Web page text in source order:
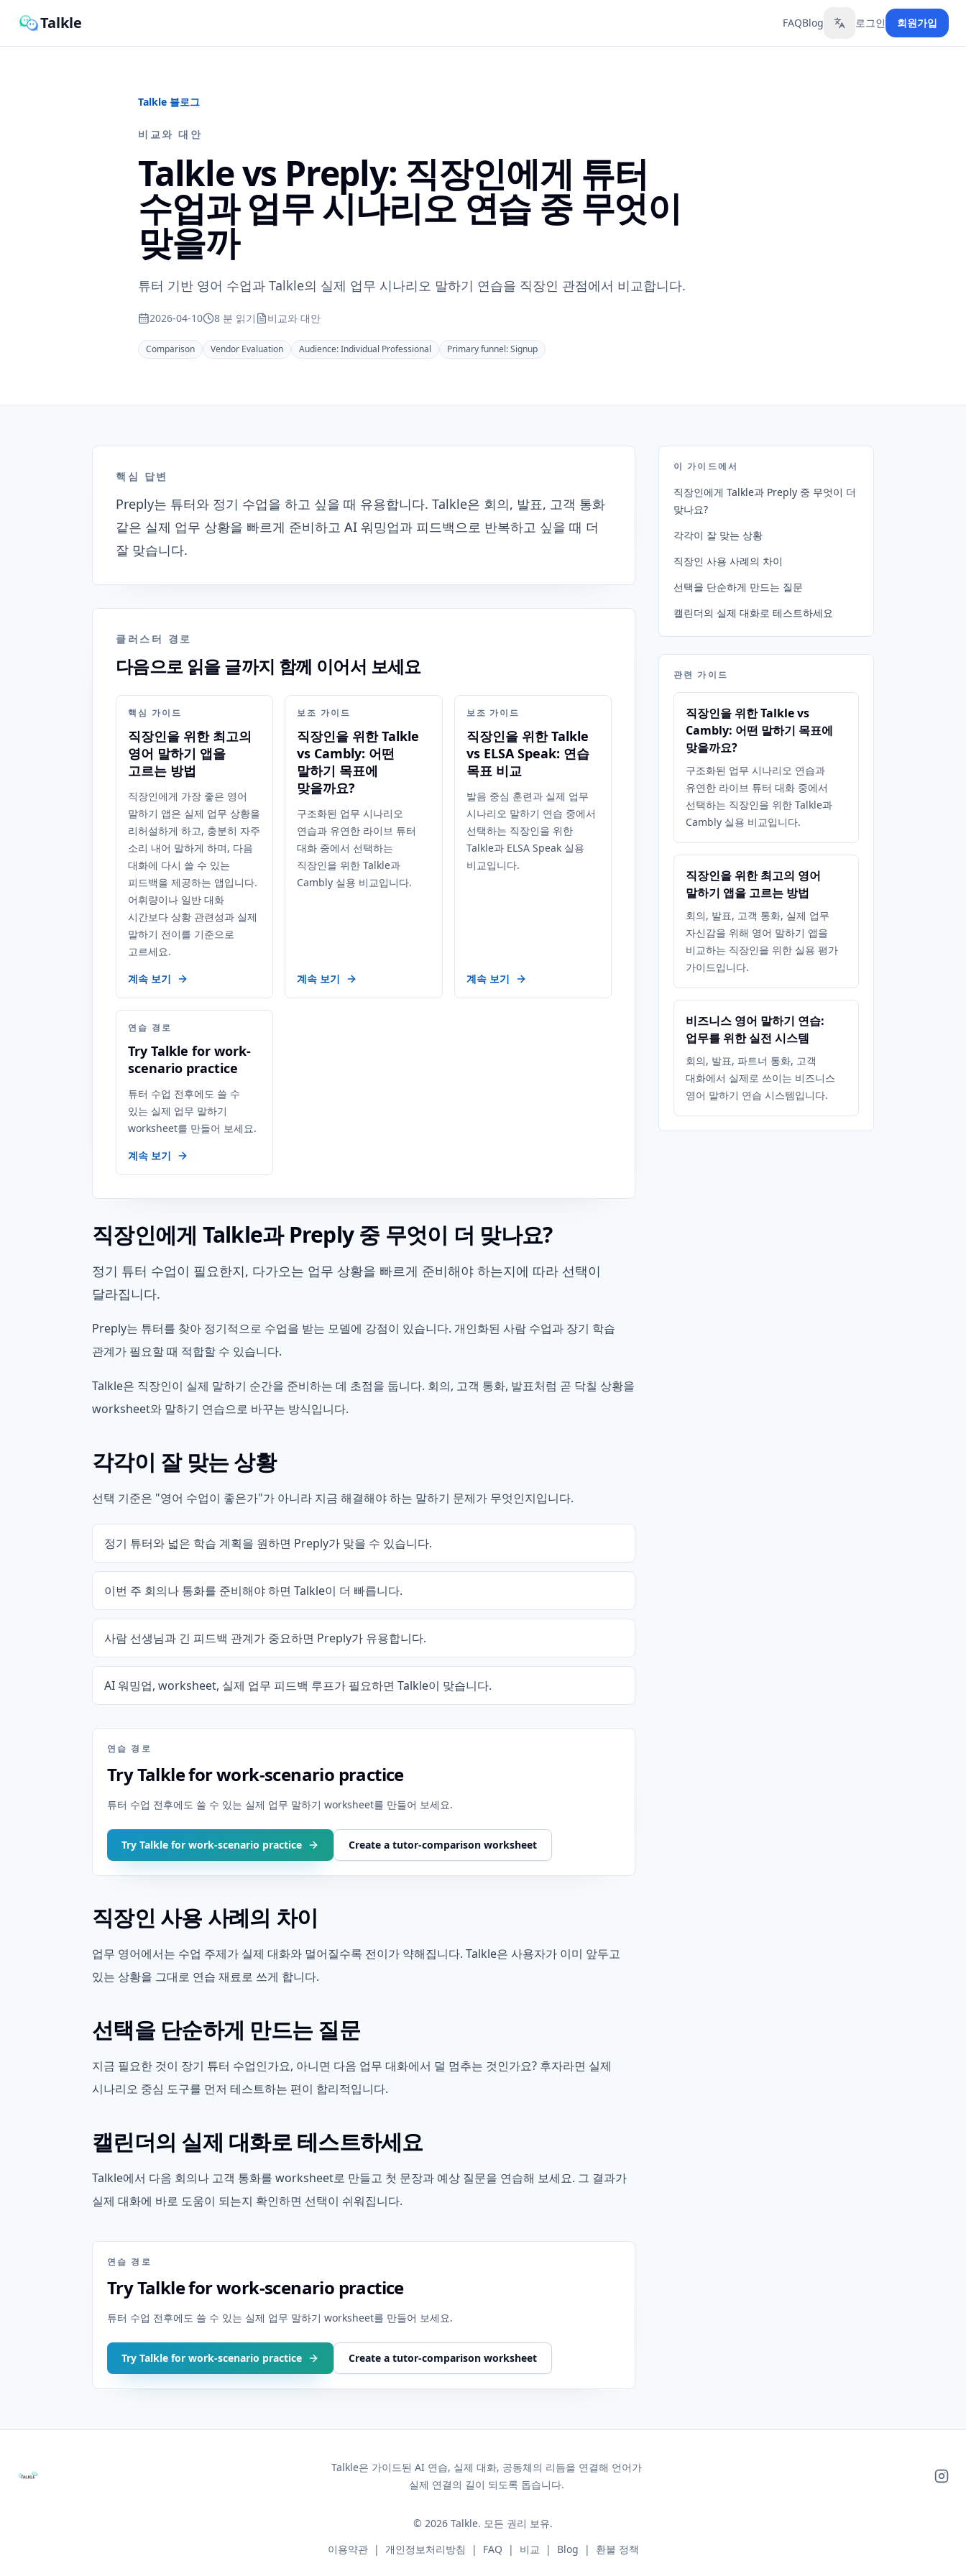
Talkle FAQBlog Toggle language
로그인 회원가입
Talkle 블로그
비교와 대안
Talkle vs Preply: 직장인에게 튜터
수업과 업무 시나리오 연습 중 무엇이
맞을까
튜터 기반 영어 수업과 Talkle의 실제 업무 시나리오 말하기 연습을 직장인 관점에서 비교합니다.
2026-04-10 8 분 읽기 비교와 대안
Comparison Vendor Evaluation Audience:Individual Professional Primary funnel:Signup
핵심 답변
Preply는 튜터와 정기 수업을 하고 싶을 때 유용합니다. Talkle은 회의, 발표, 고객 통화
같은 실제 업무 상황을 빠르게 준비하고 AI 워밍업과 피드백으로 반복하고 싶을 때 더
잘 맞습니다.
클러스터 경로
다음으로 읽을 글까지 함께 이어서 보세요
핵심 가이드
직장인을 위한 최고의
영어 말하기 앱을
고르는 방법
직장인에게 가장 좋은 영어
말하기 앱은 실제 업무 상황을
리허설하게 하고, 충분히 자주
소리 내어 말하게 하며, 다음
대화에 다시 쓸 수 있는
피드백을 제공하는 앱입니다.
어휘량이나 일반 대화
시간보다 상황 관련성과 실제
말하기 전이를 기준으로
고르세요.
계속 보기
보조 가이드
직장인을 위한 Talkle
vs Cambly: 어떤
말하기 목표에
맞을까요?
구조화된 업무 시나리오
연습과 유연한 라이브 튜터
대화 중에서 선택하는
직장인을 위한 Talkle과
Cambly 실용 비교입니다.
계속 보기
보조 가이드
직장인을 위한 Talkle
vs ELSA Speak: 연습
목표 비교
발음 중심 훈련과 실제 업무
시나리오 말하기 연습 중에서
선택하는 직장인을 위한
Talkle과 ELSA Speak 실용
비교입니다.
계속 보기
연습 경로
Try Talkle for work-
scenario practice
튜터 수업 전후에도 쓸 수
있는 실제 업무 말하기
worksheet를 만들어 보세요.
계속 보기
직장인에게 Talkle과 Preply 중 무엇이 더 맞나요?
정기 튜터 수업이 필요한지, 다가오는 업무 상황을 빠르게 준비해야 하는지에 따라 선택이
달라집니다.
Preply는 튜터를 찾아 정기적으로 수업을 받는 모델에 강점이 있습니다. 개인화된 사람 수업과 장기 학습
관계가 필요할 때 적합할 수 있습니다.
Talkle은 직장인이 실제 말하기 순간을 준비하는 데 초점을 둡니다. 회의, 고객 통화, 발표처럼 곧 닥칠 상황을
worksheet와 말하기 연습으로 바꾸는 방식입니다.
각각이 잘 맞는 상황
선택 기준은 "영어 수업이 좋은가"가 아니라 지금 해결해야 하는 말하기 문제가 무엇인지입니다.
정기 튜터와 넓은 학습 계획을 원하면 Preply가 맞을 수 있습니다.
이번 주 회의나 통화를 준비해야 하면 Talkle이 더 빠릅니다.
사람 선생님과 긴 피드백 관계가 중요하면 Preply가 유용합니다.
AI 워밍업, worksheet, 실제 업무 피드백 루프가 필요하면 Talkle이 맞습니다.
연습 경로
Try Talkle for work-scenario practice
튜터 수업 전후에도 쓸 수 있는 실제 업무 말하기 worksheet를 만들어 보세요.
Try Talkle for work-scenario practice Create a tutor-comparison worksheet
직장인 사용 사례의 차이
업무 영어에서는 수업 주제가 실제 대화와 멀어질수록 전이가 약해집니다. Talkle은 사용자가 이미 앞두고
있는 상황을 그대로 연습 재료로 쓰게 합니다.
선택을 단순하게 만드는 질문
지금 필요한 것이 장기 튜터 수업인가요, 아니면 다음 업무 대화에서 덜 멈추는 것인가요? 후자라면 실제
시나리오 중심 도구를 먼저 테스트하는 편이 합리적입니다.
캘린더의 실제 대화로 테스트하세요
Talkle에서 다음 회의나 고객 통화를 worksheet로 만들고 첫 문장과 예상 질문을 연습해 보세요. 그 결과가
실제 대화에 바로 도움이 되는지 확인하면 선택이 쉬워집니다.
연습 경로
Try Talkle for work-scenario practice
튜터 수업 전후에도 쓸 수 있는 실제 업무 말하기 worksheet를 만들어 보세요.
Try Talkle for work-scenario practice Create a tutor-comparison worksheet
이 가이드에서
직장인에게 Talkle과 Preply 중 무엇이 더
맞나요?
각각이 잘 맞는 상황
직장인 사용 사례의 차이
선택을 단순하게 만드는 질문
캘린더의 실제 대화로 테스트하세요
관련 가이드
직장인을 위한 Talkle vs
Cambly: 어떤 말하기 목표에
맞을까요?
구조화된 업무 시나리오 연습과
유연한 라이브 튜터 대화 중에서
선택하는 직장인을 위한 Talkle과
Cambly 실용 비교입니다.
직장인을 위한 최고의 영어
말하기 앱을 고르는 방법
회의, 발표, 고객 통화, 실제 업무
자신감을 위해 영어 말하기 앱을
비교하는 직장인을 위한 실용 평가
가이드입니다.
비즈니스 영어 말하기 연습:
업무를 위한 실전 시스템
회의, 발표, 파트너 통화, 고객
대화에서 실제로 쓰이는 비즈니스
영어 말하기 연습 시스템입니다.
Talkle은 가이드된 AI 연습, 실제 대화, 공동체의 리듬을 연결해 언어가
실제 연결의 길이 되도록 돕습니다.
© 2026 Talkle. 모든 권리 보유.
이용약관
| 개인정보처리방침 | FAQ | 비교 | Blog | 환불 정책